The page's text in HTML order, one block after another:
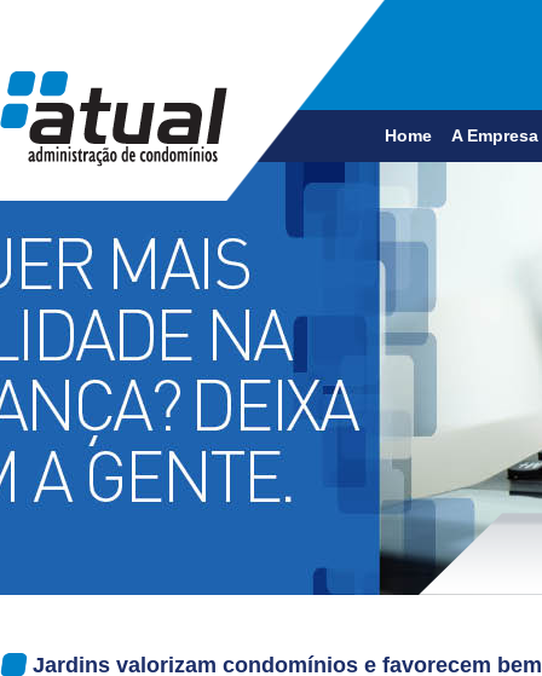
Home A Empresa
Jardins valorizam condomínios e favorecem